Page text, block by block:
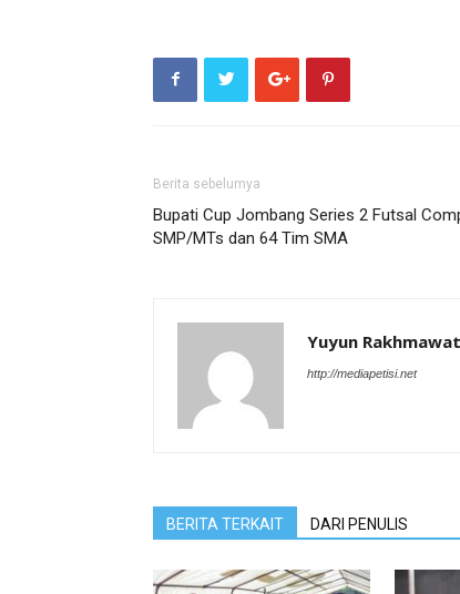
Berita sebelumya
Bupati Cup Jombang Series 2 Futsal
SMP/MTs dan 64 Tim SMA
Yuyun
http://mediapetisi.net
BERITA TERKAIT DARI PENULIS